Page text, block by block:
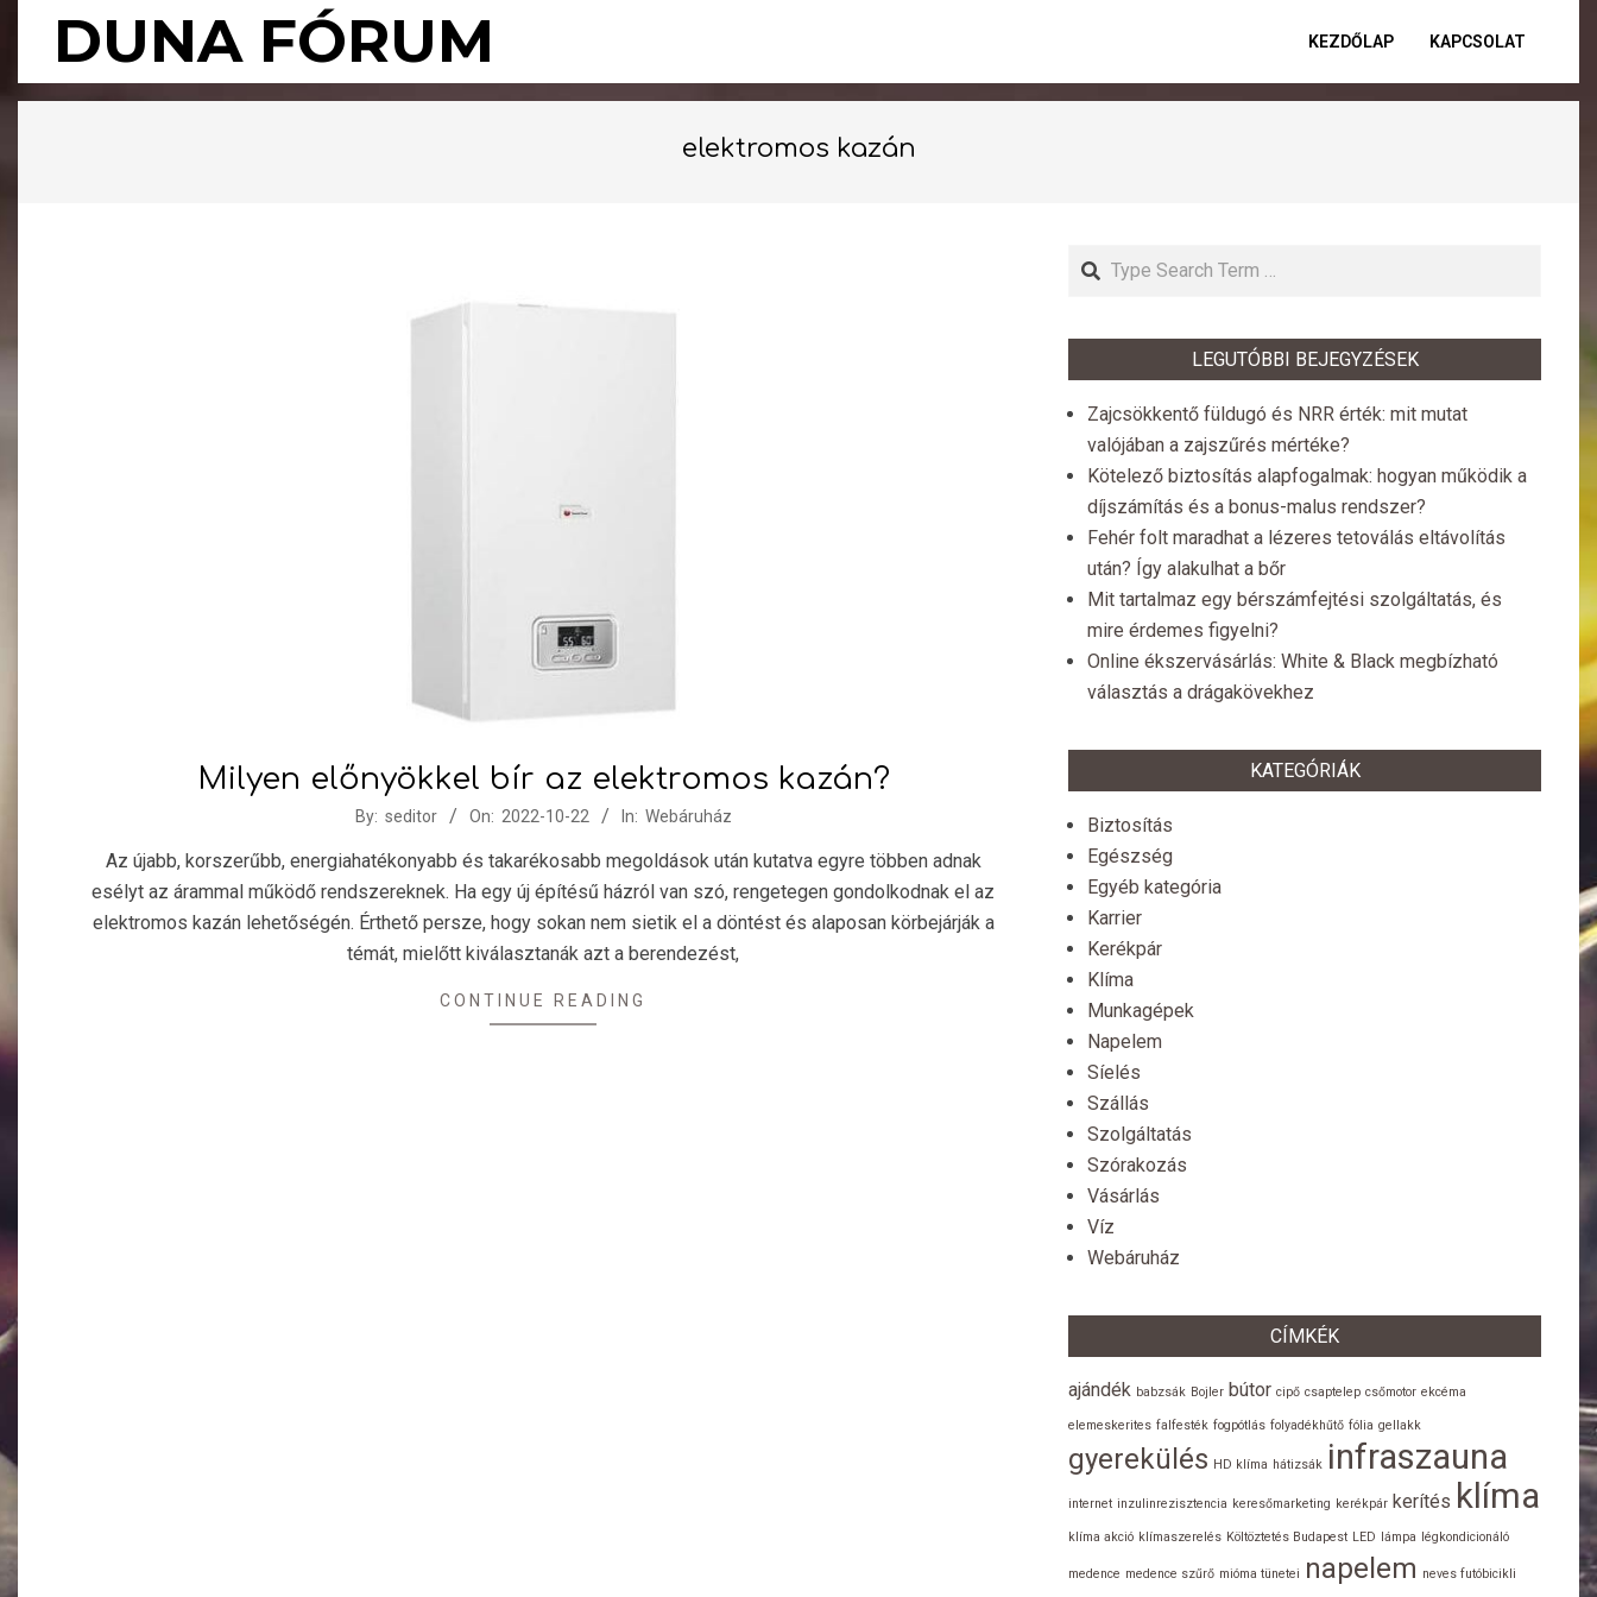
DUNA FÓRUM KEZDŐLAP KAPCSOLAT
elektromos kazán
Milyen előnyökkel bír az elektromos kazán?
22
By: seditor On: 2022-10-22 In: Webáruház
Az újabb, korszerűbb, energiahatékonyabb és takarékosabb megoldások után kutatva egyre többen adnak
esélyt az árammal működő rendszereknek. Ha egy új építésű házról van szó, rengetegen gondolkodnak el az
elektromos kazán lehetőségén. Érthető persze, hogy sokan nem sietik el a döntést és alaposan körbejárják a
témát, mielőtt kiválasztanák azt a berendezést,
CONTINUE READING
Search
LEGUTÓBBI BEJEGYZÉSEK
Zajcsökkentő füldugó és NRR érték: mit mutat
valójában a zajszűrés mértéke?
Kötelező biztosítás alapfogalmak: hogyan működik a
díjszámítás és a bonus-malus rendszer?
Fehér folt maradhat a lézeres tetoválás eltávolítás
után? Így alakulhat a bőr
Mit tartalmaz egy bérszámfejtési szolgáltatás, és
mire érdemes figyelni?
Online ékszervásárlás: White & Black megbízható
választás a drágakövekhez
KATEGÓRIÁK
Biztosítás
Egészség
Egyéb kategória
Karrier
Kerékpár
Klíma
Munkagépek
Napelem
Síelés
Szállás
Szolgáltatás
Szórakozás
Vásárlás
Víz
Webáruház
CÍMKÉK
ajándék babzsák Bojler bútor cipő csaptelep csőmotor ekcéma
elemeskerites falfesték fogpótlás folyadékhűtő fólia gellakk
gyerekülés HD klíma hátizsák infraszauna
internet inzulinrezisztencia keresőmarketing kerékpár kerítés klíma
klíma akció klímaszerelés Költöztetés Budapest LED lámpa légkondicionáló
medence medence szűrő mióma tünetei napelem neves futóbicikli